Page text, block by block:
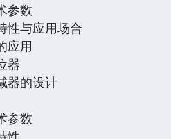
数
与应用场合
用
器
的设计
数